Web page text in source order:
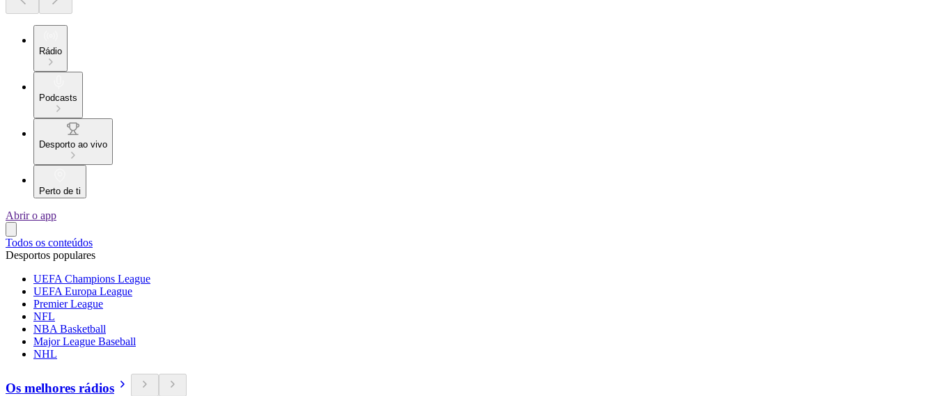
Rádio
Podcasts
Desporto ao vivo
Perto de ti
Abrir o app
Todos os conteúdos
Desportos populares
UEFA Champions League
UEFA Europa League
Premier League
NFL
NBA Basketball
Major League Baseball
NHL
Os melhores rádios